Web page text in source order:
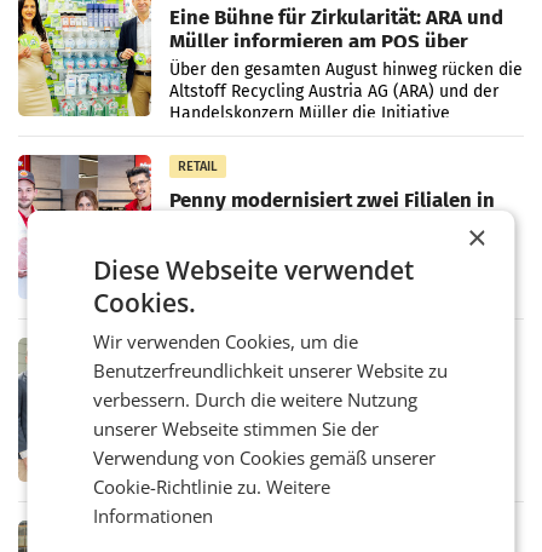
Eine Bühne für Zirkularität: ARA und
Müller informieren am POS über
Kreislauffähigkeit
Über den gesamten August hinweg rücken die
Altstoff Recycling Austria AG (ARA) und der
Handelskonzern Müller die Initiative
„Kreislauf-Helden“ in allen österreichischen
Müller-Filialen
RETAIL
Penny modernisiert zwei Filialen in
laufenden Modernisierungsoffensive
erneuert Penny zwei Filialen in Nieder- und
Oberösterreich. Die beiden Standorte liegen
in Haag sowie im rund
RETAIL
Alles bereit für den Wechsel: Jürgen
Albrecht setzt ab 1.1.2027 auf Adeg
WIENER NEUDORF. – Die geplante
Vorarlberger Kaufmann Jürgen Albrecht ist
kartellrechtlich freigegeben: Die
Bundeswettbewerbsbehörde und der
×
Diese Webseite verwendet
Cookies.
Wir verwenden Cookies, um die
Benutzerfreundlichkeit unserer Website zu
verbessern. Durch die weitere Nutzung
unserer Webseite stimmen Sie der
Verwendung von Cookies gemäß unserer
Cookie-Richtlinie zu.Weitere
Informationen